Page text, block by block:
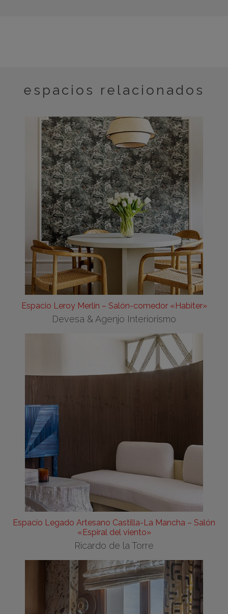
espacios relacionados
Espacio Leroy Merlin – Salón-comedor «Habiter»
Devesa & Agenjo Interiorismo
Espacio Legado Artesano Castilla-La Mancha – Salón
«Espiral del viento»
Ricardo de la Torre